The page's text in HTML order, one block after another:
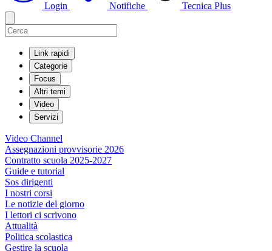
Login Notifiche Tecnica Plus
Link rapidi
Categorie
Focus
Altri temi
Video
Servizi
Video Channel
Assegnazioni provvisorie 2026
Contratto scuola 2025-2027
Guide e tutorial
Sos dirigenti
I nostri corsi
Le notizie del giorno
I lettori ci scrivono
Attualità
Politica scolastica
Gestire la scuola